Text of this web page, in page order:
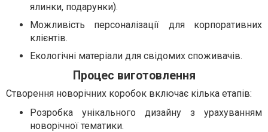
ялинки, подарунки).
Можливість персоналізації для корпоративних
клієнтів.
Екологічні матеріали для свідомих споживачів.
Процес виготовлення
Створення новорічних коробок включає кілька етапів:
Розробка унікального дизайну з урахуванням
новорічної тематики.